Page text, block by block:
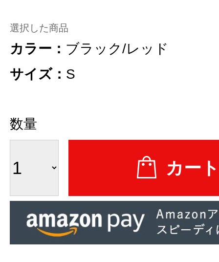
選択した商品
カラー： ブラック/レッド
サイズ： S
数量